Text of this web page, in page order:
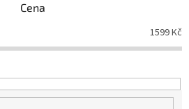
Cena
1599Kč